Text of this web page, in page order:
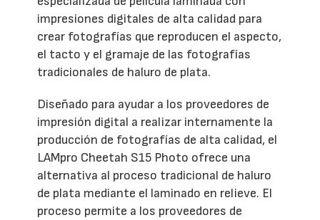
impresiones digitales de alta calidad para
crear fotografías que reproducen el aspecto,
el tacto y el gramaje de las fotografías
tradicionales de haluro de plata.
Diseñado para ayudar a los proveedores de
impresión digital a realizar internamente la
producción de fotografías de alta calidad, el
LAMpro Cheetah S15 Photo ofrece una
alternativa al proceso tradicional de haluro
de plata mediante el laminado en relieve. El
proceso permite a los proveedores de